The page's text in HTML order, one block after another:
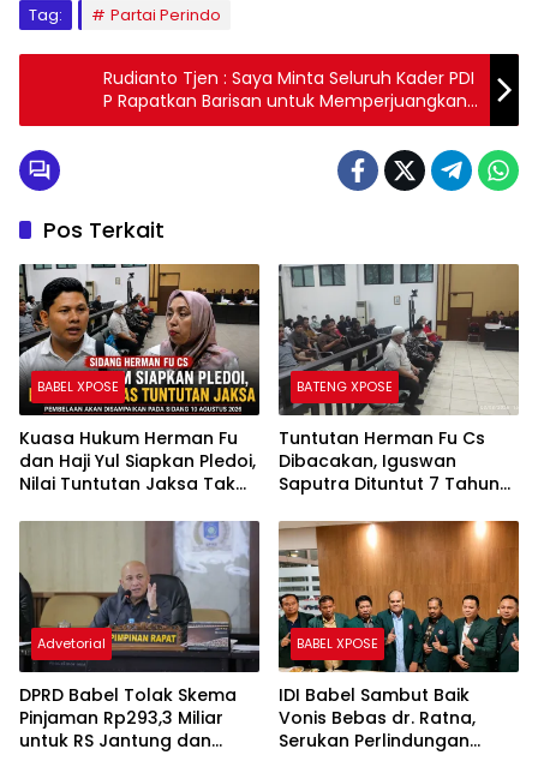
Tag: Partai Perindo
Rudianto Tjen : Saya Minta Seluruh Kader PDI
P Rapatkan Barisan untuk Memperjuangkan
Kepentingan Rakyat
Pos Terkait
BABEL XPOSE
Kuasa Hukum Herman Fu
dan Haji Yul Siapkan Pledoi,
Nilai Tuntutan Jaksa Tak
BATENG XPOSE
Tuntutan Herman Fu Cs
Dibacakan, Iguswan
Saputra Dituntut 7 Tahun
Pengganti Rp45 Miliar
Advetorial
DPRD Babel Tolak Skema
Pinjaman Rp293,3 Miliar
untuk RS Jantung dan
BABEL XPOSE
IDI Babel Sambut Baik
Vonis Bebas dr. Ratna,
Serukan Perlindungan